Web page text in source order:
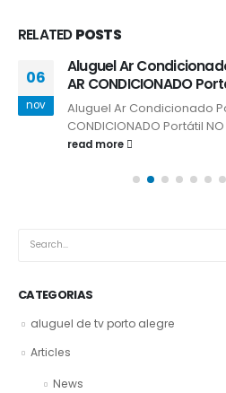
RELATEDPOSTS
05
dez
Locação de Painel de
p/ Evento
Locação de Painel de LED |
Evento Destaque...
read more
CATEGORIAS
aluguel de tv porto alegre
Articles
News